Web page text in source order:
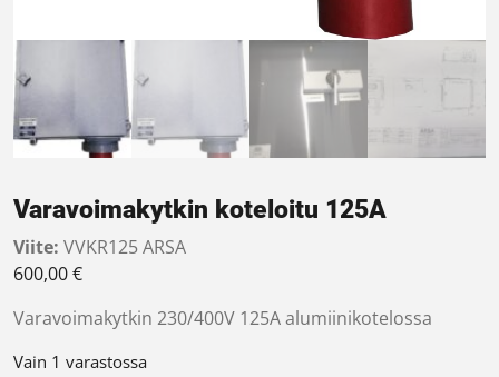
Varavoimakytkin koteloitu 125A
Viite: VVKR125 ARSA
600,00€
Varavoimakytkin 230/400V 125A alumiinikotelossa
Vain 1 varastossa